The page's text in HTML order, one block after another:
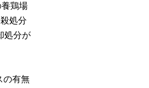
鶏場
処分
処分が
の有無